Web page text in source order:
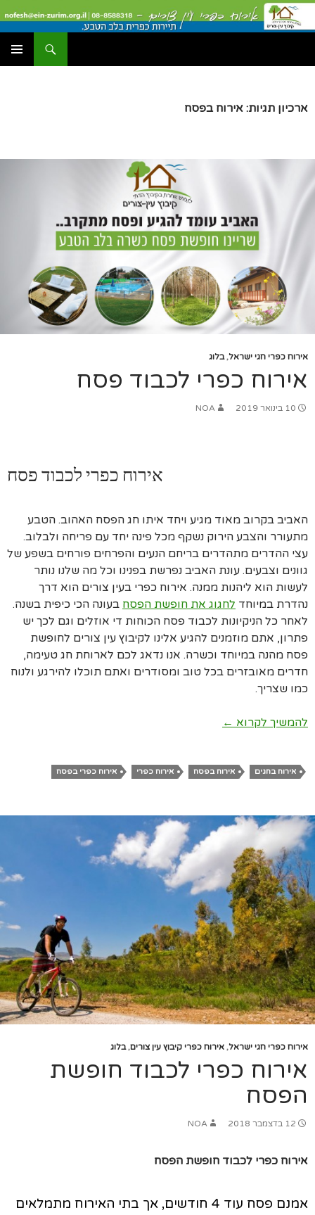
לדלג
לתוכן
ארכיון תגיות: אירוח בפסח
אירוח כפרי חגי ישראל,בלוג
אירוח כפרי לכבוד פסח
10 בינואר 2019 NOA
אירוח כפרי לכבוד פסח
האביב בקרוב מאוד מגיע ויחד איתו חג הפסח האהוב. הטבע
מתעורר והצבע הירוק נשקף מכל פינה יחד עם פריחה ולבלוב.
עצי ההדרים מתהדרים בריחם הנעים והפרחים פורחים בשפע של
גוונים וצבעים. עונת האביב נפרשת בפנינו וכל מה שלנו נותר
לעשות הוא ליהנות ממנה. אירוח כפרי בעין צורים הוא דרך
נהדרת במיוחד לחגוג את חופשת הפסח בעונה הכי כיפית בשנה.
לאחר כל הניקיונות לכבוד פסח הכוחות די אוזלים וגם לכך יש
פתרון, אתם מוזמנים להגיע אלינו לקיבוץ עין צורים לחופשת
פסח מהנה במיוחד וכשרה. אנו נדאג לכם לארוחת חג טעימה,
חדרים מאובזרים בכל טוב ומסודרים ואתם תוכלו להירגע ולנוח
כמו שצריך.
להמשיך לקרוא אירוח כפרי לכבוד פסח
←
אירוח בחגים אירוח בפסח אירוח כפרי אירוח כפרי בפסח
אירוח כפרי חגי ישראל, אירוח כפרי קיבוץ עין צורים,בלוג
אירוח כפרי לכבוד חופשת
הפסח
12 בדצמבר 2018 NOA
אירוח כפרי לכבוד חופשת הפסח
אמנם פסח עוד 4 חודשים, אך בתי האירוח מתמלאים